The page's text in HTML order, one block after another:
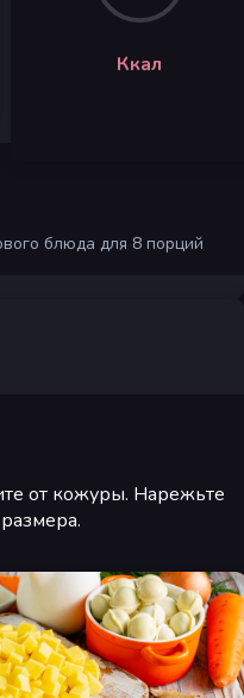
Ккал
блюда для 8 порций
от кожуры. Нарежьте